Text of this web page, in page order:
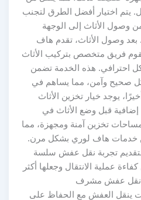
يتم اختيار أفضل الطرق لتجنب
وصول الأثاث إلى الوجهة
بعد وصول الأثاث، تقدم هاف
فريق متخصص بتركيب الأثاث
احترافي. هذه الخدمة تضمن
صحيح وآمن، مما يساهم في
يوجد خيار تخزين الأثاث
إضافية قبل وضع الأثاث في
مساحات تخزين آمنة ومجهزة، مما
خدمات هاف لوري بشكل مرن.
تجربة نقل عفش سلسة
عملية الانتقال وجعلها أكثر
نقل عفش مشرف
ينقل العفش مع الحفاظ على